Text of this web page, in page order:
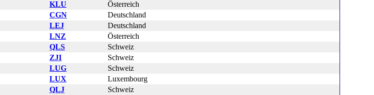
KLU
Österreich
CGN
Deutschland
LEJ
Deutschland
LNZ
Österreich
QLS
Schweiz
ZJI
Schweiz
LUG
Schweiz
LUX
Luxembourg
QLJ
Schweiz